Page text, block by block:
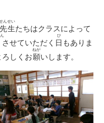
先生
んせい
たちはクラスによって
させていただく 日
ひ
もありま
しくお願
ねが
いします。